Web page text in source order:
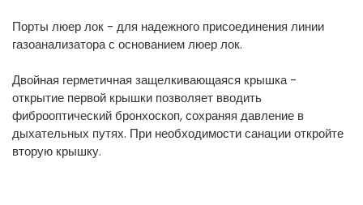
Порты люер лок - для надежного присоединения линии
газоанализатора с основанием люер лок.
Двойная герметичная защелкивающаяся крышка -
открытие первой крышки позволяет вводить
фиброоптический бронхоскоп, сохраняя давление в
дыхательных путях. При необходимости санации откройте
вторую крышку.